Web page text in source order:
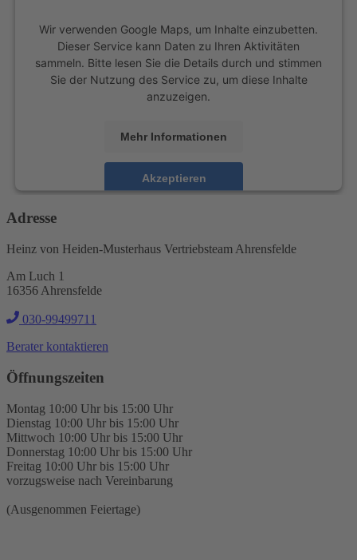
Wir verwenden Google Maps, um Inhalte einzubetten.
Dieser Service kann Daten zu Ihren Aktivitäten
sammeln. Bitte lesen Sie die Details durch und stimmen
Sie der Nutzung des Service zu, um diese Inhalte
anzuzeigen.
Mehr Informationen
Akzeptieren
Adresse
Heinz von Heiden-Musterhaus Vertriebsteam Ahrensfelde
Am Luch 1
16356 Ahrensfelde
030-99499711
Berater kontaktieren
Öffnungszeiten
Montag 10:00 Uhr bis 15:00 Uhr
Dienstag 10:00 Uhr bis 15:00 Uhr
Mittwoch 10:00 Uhr bis 15:00 Uhr
Donnerstag 10:00 Uhr bis 15:00 Uhr
Freitag 10:00 Uhr bis 15:00 Uhr
vorzugsweise nach Vereinbarung
(Ausgenommen Feiertage)